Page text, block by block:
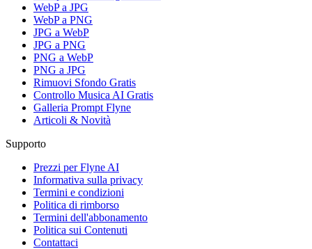
WebP a JPG
WebP a PNG
JPG a WebP
JPG a PNG
PNG a WebP
PNG a JPG
Rimuovi Sfondo Gratis
Controllo Musica AI Gratis
Galleria Prompt Flyne
Articoli & Novità
Supporto
Prezzi per Flyne AI
Informativa sulla privacy
Termini e condizioni
Politica di rimborso
Termini dell'abbonamento
Politica sui Contenuti
Contattaci